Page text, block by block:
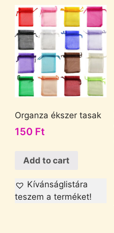
Organza ékszer tasak
150 Ft
Add to cart
Kívánságlistára
teszem a terméket!